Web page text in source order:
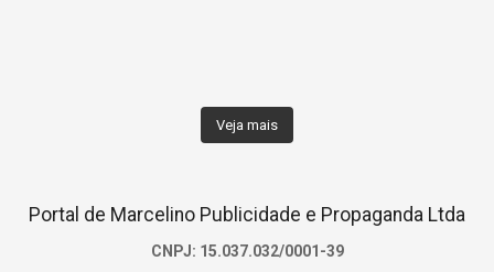
Veja mais
Portal de Marcelino Publicidade e Propaganda Ltda
CNPJ: 15.037.032/0001-39